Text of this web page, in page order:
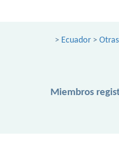
> Ecuador >
Miembros